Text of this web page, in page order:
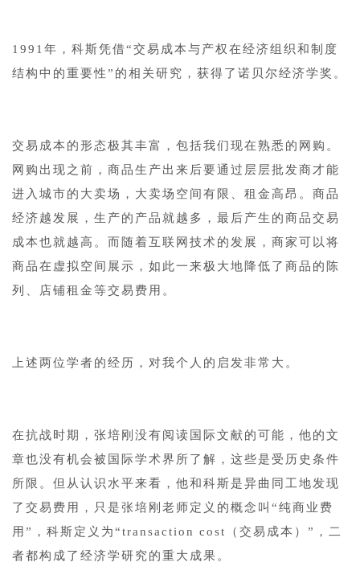
1991年，科斯凭借“交易成本与产权在经济组织和制度
结构中的重要性”的相关研究，获得了诺贝尔经济学奖。
交易成本的形态极其丰富，包括我们现在熟悉的网购。
网购出现之前，商品生产出来后要通过层层批发商才能
进入城市的大卖场，大卖场空间有限、租金高昂。商品
经济越发展，生产的产品就越多，最后产生的商品交易
成本也就越高。而随着互联网技术的发展，商家可以将
商品在虚拟空间展示，如此一来极大地降低了商品的陈
列、店铺租金等交易费用。
上述两位学者的经历，对我个人的启发非常大。
在抗战时期，张培刚没有阅读国际文献的可能，他的文
章也没有机会被国际学术界所了解，这些是受历史条件
所限。但从认识水平来看，他和科斯是异曲同工地发现
了交易费用，只是张培刚老师定义的概念叫“纯商业费
用”，科斯定义为“transaction cost（交易成本）”，二
者都构成了经济学研究的重大成果。